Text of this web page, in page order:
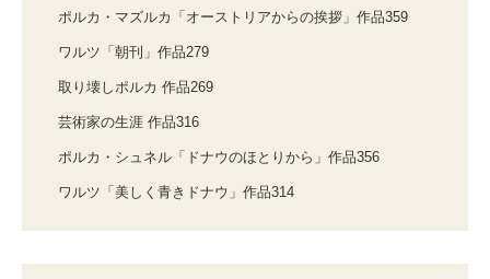
ポルカ・マズルカ「オーストリアからの挨拶」作品359
ワルツ「朝刊」作品279
取り壊しポルカ 作品269
芸術家の生涯 作品316
ポルカ・シュネル「ドナウのほとりから」作品356
ワルツ「美しく青きドナウ」作品314